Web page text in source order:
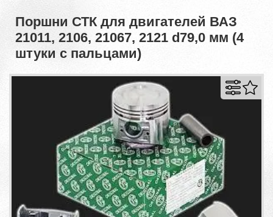
Поршни СТК для двигателей ВАЗ
21011, 2106, 21067, 2121 d79,0 мм (4
штуки с пальцами)